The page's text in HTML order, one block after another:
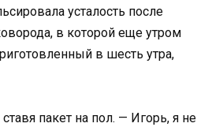
усталость после
в которой еще утром
в шесть утра,
пакет на пол. — Игорь, я не